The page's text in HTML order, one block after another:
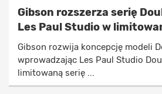
Gibson rozszerza serię
Les Paul Studio w
Gibson rozwija koncepcję modeli
wprowadzając Les Paul Studio
limitowaną serię ...